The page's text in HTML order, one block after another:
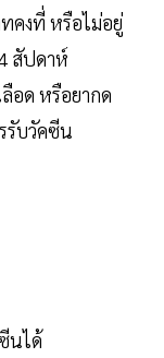
คงที่ หรือไม่อยู่
สัปดาห์
อด หรือยากด
รับวัคซีน
นได้